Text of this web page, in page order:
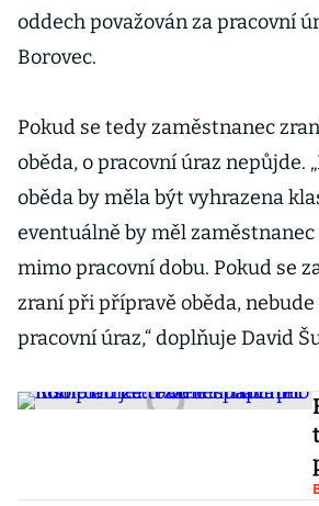
oddech považován za pracovní
Borovec.
Pokud se tedy zaměstnanec
oběda, o pracovní úraz nepůjde.
oběda by měla být vyhrazena
eventuálně by měl
mimo pracovní dobu. Pokud se
zraní při přípravě oběda,
pracovní úraz,“ doplňuje David